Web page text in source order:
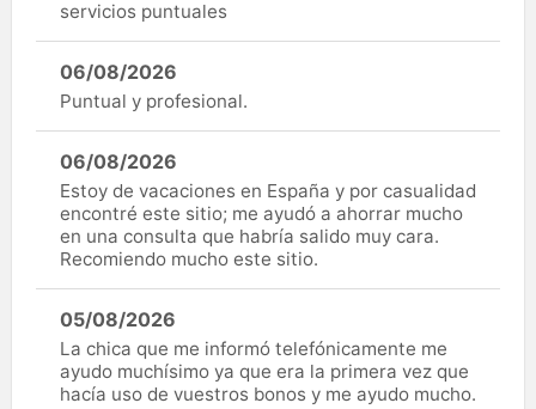
servicios puntuales
06/08/2026
Puntual y profesional.
06/08/2026
Estoy de vacaciones en España y por casualidad
encontré este sitio; me ayudó a ahorrar mucho
en una consulta que habría salido muy cara.
Recomiendo mucho este sitio.
05/08/2026
La chica que me informó telefónicamente me
ayudo muchísimo ya que era la primera vez que
hacía uso de vuestros bonos y me ayudo mucho.